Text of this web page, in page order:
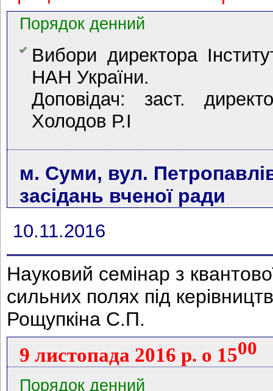
Порядок денний
Вибори директора
НАН України.
Доповідач: заст.
Холодов Р.І
м. Суми, вул.
засідань вченої ради
10.11.2016
Науковий семінар з
сильних полях під
Рощупкіна С.П.
9 листопада 2016 р. о 1500
Порядок денний